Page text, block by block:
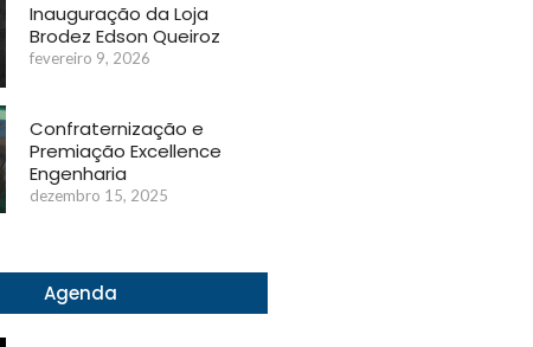
Inauguração da Loja
Brodez Edson Queiroz
fevereiro 9, 2026
Confraternização e
Premiação Excellence
Engenharia
dezembro 15, 2025
Agenda